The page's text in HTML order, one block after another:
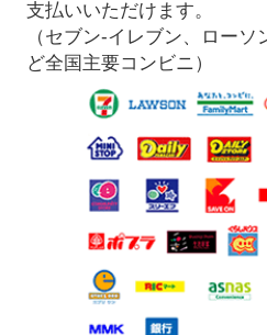
支払いいただけます。
（セブン-イレブン、ロー
ど全国主要コンビニ）